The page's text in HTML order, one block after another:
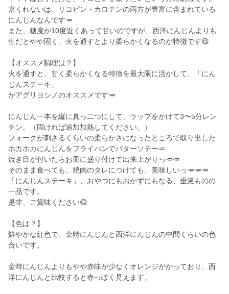
京くれないは、リコピン・カロテンの両方が豊富に含まれている
にんじんなんです🥕
また、糖度が10度近くあって甘いのですが、西洋にんじんよりも
生だとやや固く、火を通すとより柔らかくなるのが特徴です😋
【オススメ調理は？】
火を通すと、甘く柔らかくなる特徴を最大限に活かして、「にん
じんステーキ」
がアグリヨシノのオススメです🥕
にんじん一本を縦に真っ二つにして、ラップをかけて3〜5分レン
チン。（固ければ追加加熱してください。）
フォークが刺さるくらいの柔らかさになったところで取り出した
ホカホカにんじんをフライパンでバターソテー🧈
焼き目が付いたらお皿に盛り付けて出来上がりっ🥕🥕
そのまま食べても、焼肉のタレにつけても、美味しいっ🥕🥕🥕
「にんじんステーキ」、おやつにもおかずにもなる、垂涎ものの
一品です。
是非、ご賞味ください😋
【色は？】
鮮やかな紅色で、金時にんじんと西洋にんじんの中間くらいの色
合いです。
金時にんじんよりもやや赤味が少なくオレンジがかっており、西
洋にんじんと比較すると赤っぽく見えます。